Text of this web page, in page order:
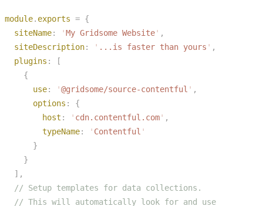
module. exports =
  siteName
: 'My Gridsome Website'
  siteDescription
: ' ...is faster than yours '
  plugins
:
      use
: '@gridsome/source-contentful '
      options
:
        host
: ' cdn.contentful.com'
        typeName
: ' Contentful